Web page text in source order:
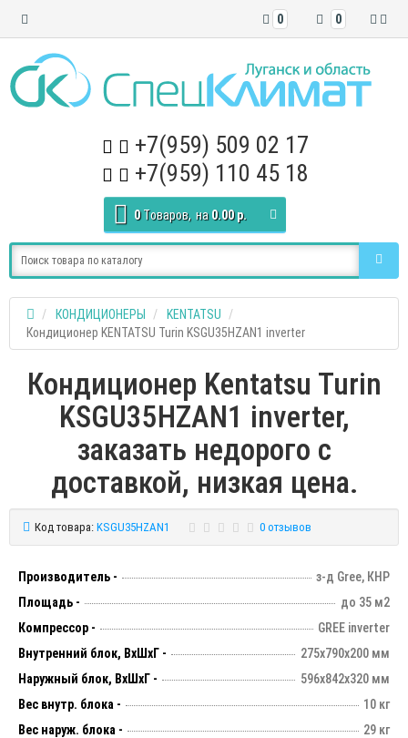
0
0
+7(959) 509 02 17
+7(959) 110 45 18
0 Tоваров, на 0.00 р.
КОНДИЦИОНЕРЫ
KENTATSU
Кондиционер KENTATSU Turin KSGU35HZAN1 inverter
Кондиционер Kentatsu Turin
KSGU35HZAN1 inverter,
заказать недорого с
доставкой, низкая цена.
Код товара: KSGU35HZAN1 0 отзывов
Производитель -
з-д Gree, КНР
Площадь -
до 35 м2
Компрессор -
GREE inverter
Внутренний блок, ВхШхГ -
275х790х200 мм
Наружный блок, ВхШхГ -
596х842х320 мм
Вес внутр. блока -
10 кг
Вес наруж. блока -
29 кг